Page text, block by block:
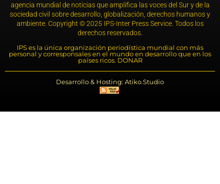
agencia mundial de noticias que amplifica las voces del Sur y de la
sociedad civil sobre desarrollo, globalización, derechos humanos y
ambiente. Copyright © 2025 IPS-Inter Press Service. Todos los
derechos reservados.
IPS es la única organización periodística mundial con más
personal y corresponsales en el mundo en desarrollo que en los
países ricos. DONAR
Desarrollo & Hosting: Atiko.Studio